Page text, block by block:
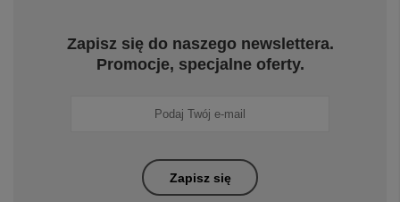
Zapisz się do naszego newslettera.
Promocje, specjalne oferty.
Zapisz się